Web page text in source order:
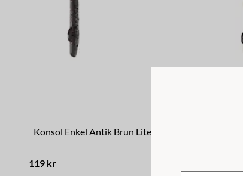
Konsol Enkel Antik Brun Liten
119 kr